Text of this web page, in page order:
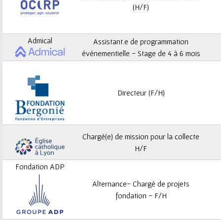
i
(H/F)
Admical
Assistant.e de programmation
événementielle - Stage de 4 à 6 mois
Directeur (F/H)
Chargé(e) de mission pour la collecte
H/F
Fondation ADP
Alternance- Chargé de projets
fondation - F/H